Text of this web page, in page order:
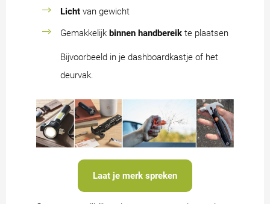
Licht van gewicht
Gemakkelijk binnen handbereik te plaatsen
Bijvoorbeeld in je dashboardkastje of het
deurvak.
Laat je merk spreken